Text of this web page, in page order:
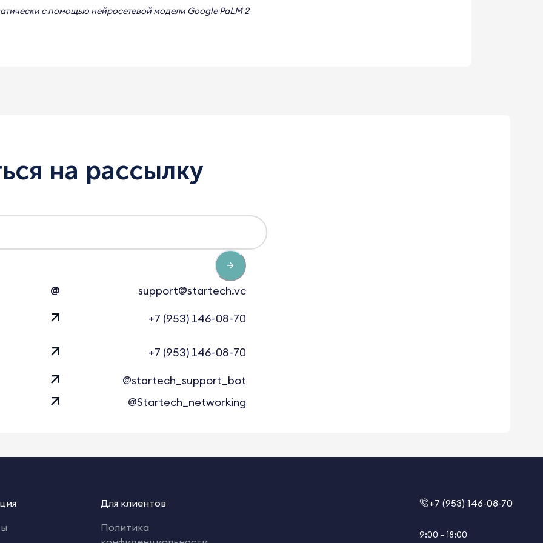
с помощью нейросетевой моделиGoogle PaLM 2
на рассылку
@
support@startech.vc
+7 (953) 146-08-70
+7 (953) 146-08-70
@startech_support_bot
@Startech_networking
Для клиентов
Политика
+7 (953) 146-08-70
9:00 – 18:00